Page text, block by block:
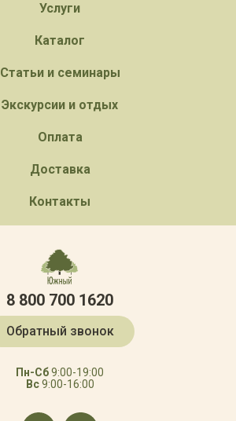
Услуги
Каталог
Статьи и семинары
Экскурсии и отдых
Оплата
Доставка
Контакты
8 800 700 1620
Обратный звонок
Пн-Сб9:00-19:00
Вс9:00-16:00